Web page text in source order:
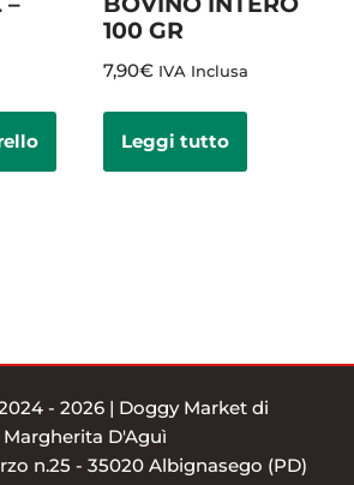
100 GR
7,90€ IVA Inclusa
Leggi tutto
- 2026 | Doggy Market di
Margherita D'Aguì
n.25 - 35020 Albignasego (PD)